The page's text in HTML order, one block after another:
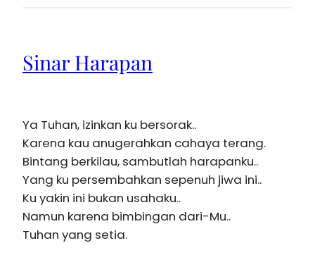
Sinar Harapan
Ya Tuhan, izinkan ku bersorak..
Karena kau anugerahkan cahaya terang.
Bintang berkilau, sambutlah harapanku..
Yang ku persembahkan sepenuh jiwa ini..
Ku yakin ini bukan usahaku..
Namun karena bimbingan dari-Mu..
Tuhan yang setia.